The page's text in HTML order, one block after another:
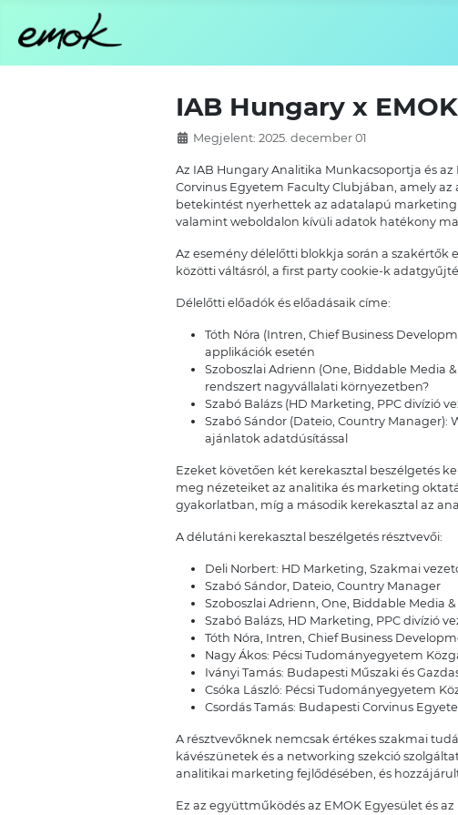
IAB Hungary x
Megjelent: 2025. december 01
Az IAB Hungary Analitika Munkacsoportja és
Corvinus Egyetem Faculty Clubjában, amely
betekintést nyerhettek az adatalapú marketing
valamint weboldalon kívüli adatok hatékony
Az esemény délelőtti blokkja során a
közötti váltásról, a first party cookie-k
Délelőtti előadók és előadásaik címe:
Tóth Nóra (Intren, Chief Business
applikációk esetén
Szoboszlai Adrienn (One, Biddable Media
rendszert nagyvállalati környezetben?
Szabó Balázs (HD Marketing, PPC divízió
Szabó Sándor (Dateio, Country Manager):
ajánlatok adatdúsítással
Ezeket követően két kerekasztal beszélgetés
meg nézeteiket az analitika és marketing
gyakorlatban, míg a második kerekasztal az
A délutáni kerekasztal beszélgetés résztvevői:
Deli Norbert: HD Marketing, Szakmai
Szabó Sándor, Dateio, Country Manager
Szoboszlai Adrienn, One, Biddable Media
Szabó Balázs, HD Marketing, PPC divízió
Tóth Nóra, Intren, Chief Business
Nagy Ákos: Pécsi Tudományegyetem
Iványi Tamás: Budapesti Műszaki és
Csóka László: Pécsi Tudományegyetem
Csordás Tamás: Budapesti Corvinus
A résztvevőknek nemcsak értékes szakmai
kávészünetek és a networking szekció
analitikai marketing fejlődésében, és
Ez az együttműködés az EMOK Egyesület és